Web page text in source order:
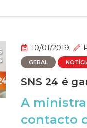
10/01/2019
GERAL
SNS 24 é
A
contacto